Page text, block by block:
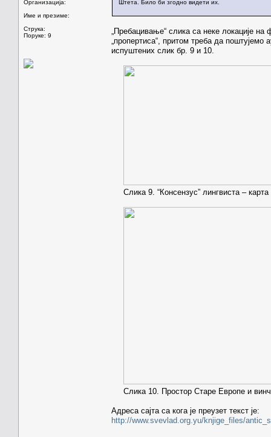
Организација:
Име и презиме:
Струка:
Поруке: 9
Штета. Било би згодно видети их.
„Пребацивање“ слика са неке локације
„пропертиса“, притом треба да
испуштених слик бр. 9 и 10.
Слика 9. “Консензус” лингвиста –
Слика 10. Простор Старе Европе и
Адреса сајта са кога је преузет текст је:
http://www.svevlad.org.yu/knjige_files/